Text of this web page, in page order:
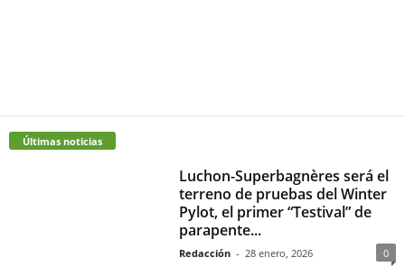
Últimas noticias
Luchon-Superbagnères será el
terreno de pruebas del Winter
Pylot, el primer “Testival” de
parapente...
Redacción - 28 enero, 2026 0